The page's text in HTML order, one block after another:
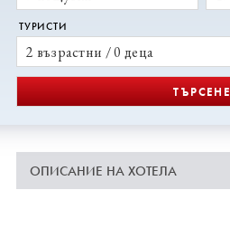
ТУРИСТИ
2 възрастни / 0 деца
ТЪРСЕНЕ
ОПИСАНИЕ НА ХОТЕЛА